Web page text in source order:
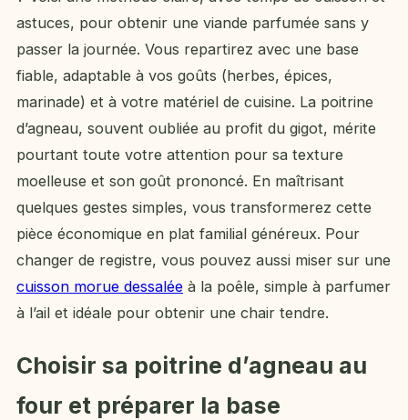
astuces, pour obtenir une viande parfumée sans y
passer la journée. Vous repartirez avec une base
fiable, adaptable à vos goûts (herbes, épices,
marinade) et à votre matériel de cuisine. La poitrine
d’agneau, souvent oubliée au profit du gigot, mérite
pourtant toute votre attention pour sa texture
moelleuse et son goût prononcé. En maîtrisant
quelques gestes simples, vous transformerez cette
pièce économique en plat familial généreux. Pour
changer de registre, vous pouvez aussi miser sur une
cuisson morue dessalée à la poêle, simple à parfumer
à l’ail et idéale pour obtenir une chair tendre.
Choisir sa poitrine d’agneau au
four et préparer la base